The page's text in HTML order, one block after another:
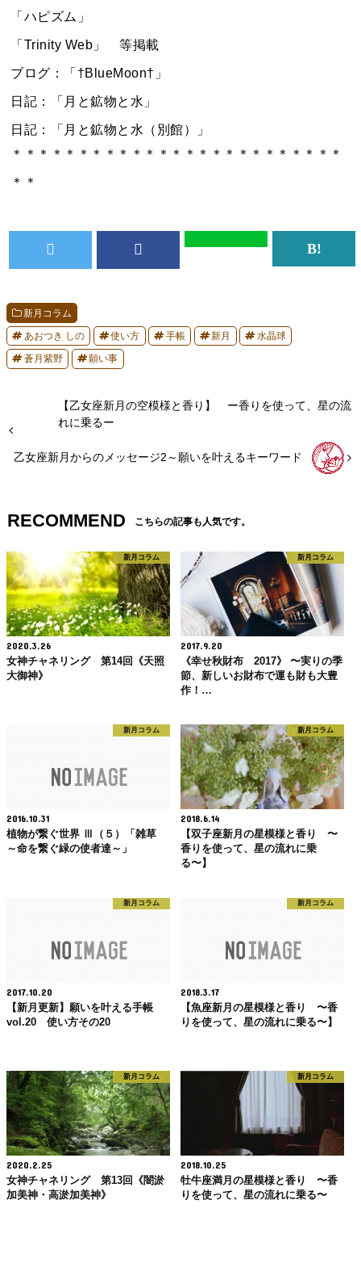
「ハピズム」
「Trinity Web」 等掲載
ブログ：「†BlueMoon†」
日記：「月と鉱物と水」
日記：「月と鉱物と水（別館）」
＊＊＊＊＊＊＊＊＊＊＊＊＊＊＊＊＊＊＊＊＊＊＊＊＊
＊＊
新月コラム
あおつき しの 使い方 手帳 新月 水晶球
蒼月紫野 願い事
【乙女座新月の空模様と香り】 ー香りを使って、星の流
れに乗るー
乙女座新月からのメッセージ2～願いを叶えるキーワード
RECOMMEND こちらの記事も人気です。
新月コラム
2020.3.26
女神チャネリング 第14回《天照
大御神》
新月コラム
2017.9.20
《幸せ秋財布 2017》 〜実りの季
節、新しいお財布で運も財も大豊
作！…
新月コラム
2016.10.31
植物が繋ぐ世界 Ⅲ（５）「雑草
～命を繋ぐ緑の使者達～」
新月コラム
2018.6.14
【双子座新月の星模様と香り 〜
香りを使って、星の流れに乗
る〜】
新月コラム
2017.10.20
【新月更新】願いを叶える手帳
vol.20 使い方その20
新月コラム
2018.3.17
【魚座新月の星模様と香り 〜香
りを使って、星の流れに乗る〜】
新月コラム
2020.2.25
女神チャネリング 第13回《闇淤
加美神・高淤加美神》
新月コラム
2018.10.25
牡牛座満月の星模様と香り 〜香
りを使って、星の流れに乗る〜